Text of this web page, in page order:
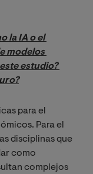
la IA o el
modelos
estudio?
para el
Para el
disciplinas que
como
complejos